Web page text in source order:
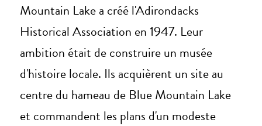
Mountain Lake a créé l'Adirondacks
Historical Association en 1947. Leur
ambition était de construire un musée
d'histoire locale. Ils acquièrent un site au
centre du hameau de Blue Mountain Lake
et commandent les plans d'un modeste